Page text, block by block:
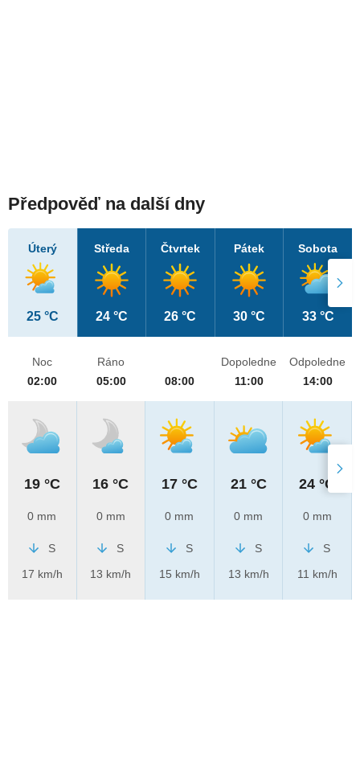
Předpověď na další dny
Úterý
25 °C
Středa
24 °C
Čtvrtek
26 °C
Pátek
30 °C
Sobota
33 °C
Noc
02:00
19 °C
0 mm
S
17 km/h
Ráno
05:00
16 °C
0 mm
S
13 km/h
08:00
17 °C
0 mm
S
15 km/h
Dopoledne
11:00
21 °C
0 mm
S
13 km/h
Odpoledne
14:00
24 °C
0 mm
S
11 km/h